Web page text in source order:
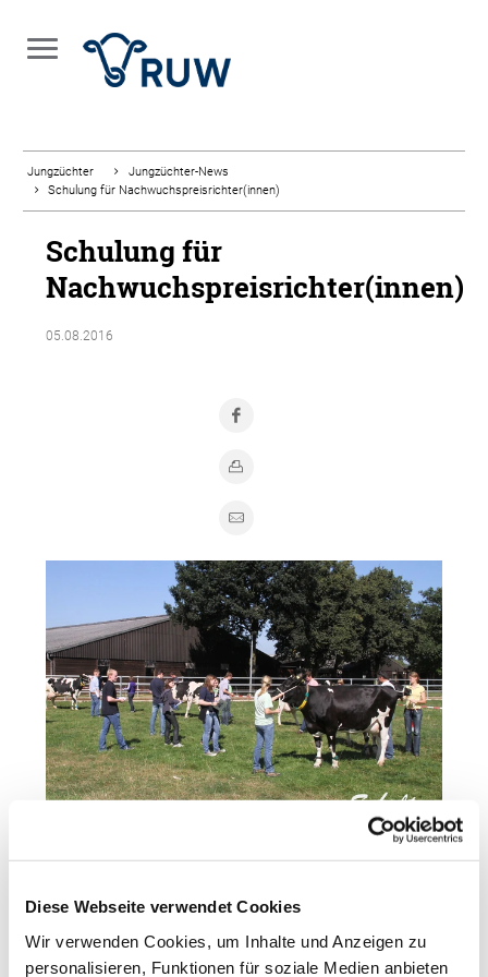
Diese Webseite verwendet Cookies
Wir verwenden Cookies, um Inhalte und Anzeigen zu
personalisieren, Funktionen für soziale Medien anbieten
Jungzüchter
Jungzüchter-News
Schulung für Nachwuchspreisrichter(innen)
Schulung für
Nachwuchspreisrichter(innen)
05.08.2016
aus dem RUW-Gebiet haben mit der Preisrichterschulung